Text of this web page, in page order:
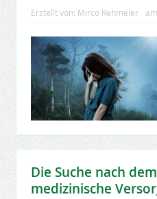
Erstellt von: Mirco Rehmeier
Die Suche nach
medizinische